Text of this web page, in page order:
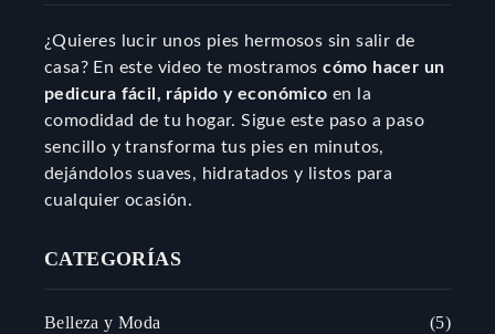
¿Quieres lucir unos pies hermosos sin salir de
casa? En este video te mostramoscómo hacer un
pedicura fácil, rápido y económico en la
comodidad de tu hogar. Sigue este paso a paso
sencillo y transforma tus pies en minutos,
dejándolos suaves, hidratados y listos para
cualquier ocasión.
CATEGORÍAS
Belleza y Moda 5